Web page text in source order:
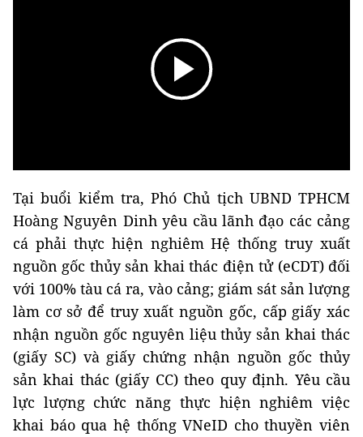
Tại buổi kiểm tra, Phó Chủ tịch UBND TPHCM
Hoàng Nguyên Dinh yêu cầu lãnh đạo các cảng
cá phải thực hiện nghiêm Hệ thống truy xuất
nguồn gốc thủy sản khai thác điện tử (eCDT) đối
với 100% tàu cá ra, vào cảng; giám sát sản lượng
làm cơ sở để truy xuất nguồn gốc, cấp giấy xác
nhận nguồn gốc nguyên liệu thủy sản khai thác
(giấy SC) và giấy chứng nhận nguồn gốc thủy
sản khai thác (giấy CC) theo quy định. Yêu cầu
lực lượng chức năng thực hiện nghiêm việc
khai báo qua hệ thống VNeID cho thuyền viên